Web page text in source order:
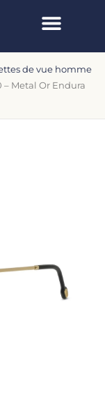
de vue homme
– Metal Or Endura